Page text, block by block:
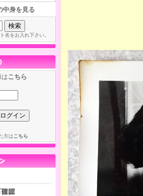
中身を見る
をお入れ下さい。
はこちら
方はこちら